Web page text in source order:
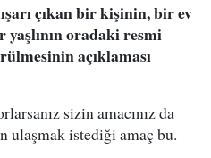
çıkan bir kişinin, bir ev
yaşlının oradaki resmi
açıklaması
sizin amacınız da
ulaşmak istediği amaç bu.